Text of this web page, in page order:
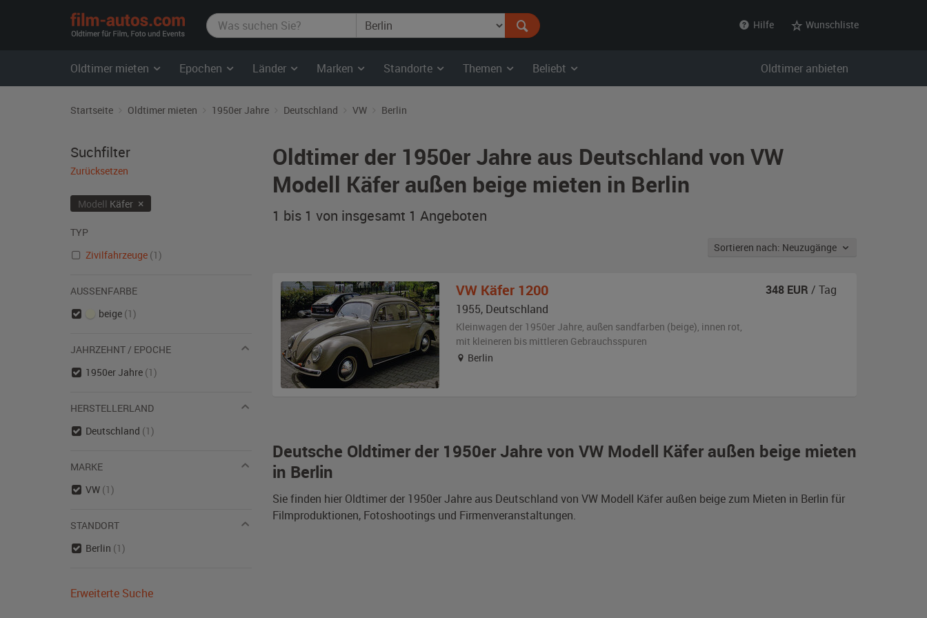
film-
autos.com
Hilfe Wunschliste
Oldtimer mieten Epochen Länder Marken Standorte Themen Beliebt Oldtimer anbieten
Startseite Oldtimer mieten 1950er Jahre Deutschland VW Berlin
Oldtimer der 1950er Jahre aus Deutschland von VW
Modell Käfer außen beige mieten in Berlin
1 bis 1 von insgesamt 1 Angeboten
Sortieren nach: Neuzugänge
Deutsche Oldtimer der 1950er Jahre von VW Modell Käfer außen beige mieten
in Berlin
Sie finden hier Oldtimer der 1950er Jahre aus Deutschland von VW Modell Käfer außen beige zum Mieten in Berlin für
Filmproduktionen, Fotoshootings und Firmenveranstaltungen.
VW Käfer 1200
1955, Deutschland
Kleinwagen der 1950er Jahre, außen sandfarben (beige), innen rot,
mit kleineren bis mittleren Gebrauchsspuren
Berlin
348 EUR / Tag
Suchfilter
Zurücksetzen
Modell Käfer ×
TYP
Zivilfahrzeuge (1)
AUSSENFARBE
beige (1)
JAHRZEHNT / EPOCHE
1950er Jahre (1)
HERSTELLERLAND
Deutschland (1)
MARKE
VW (1)
STANDORT
Berlin (1)
Erweiterte Suche